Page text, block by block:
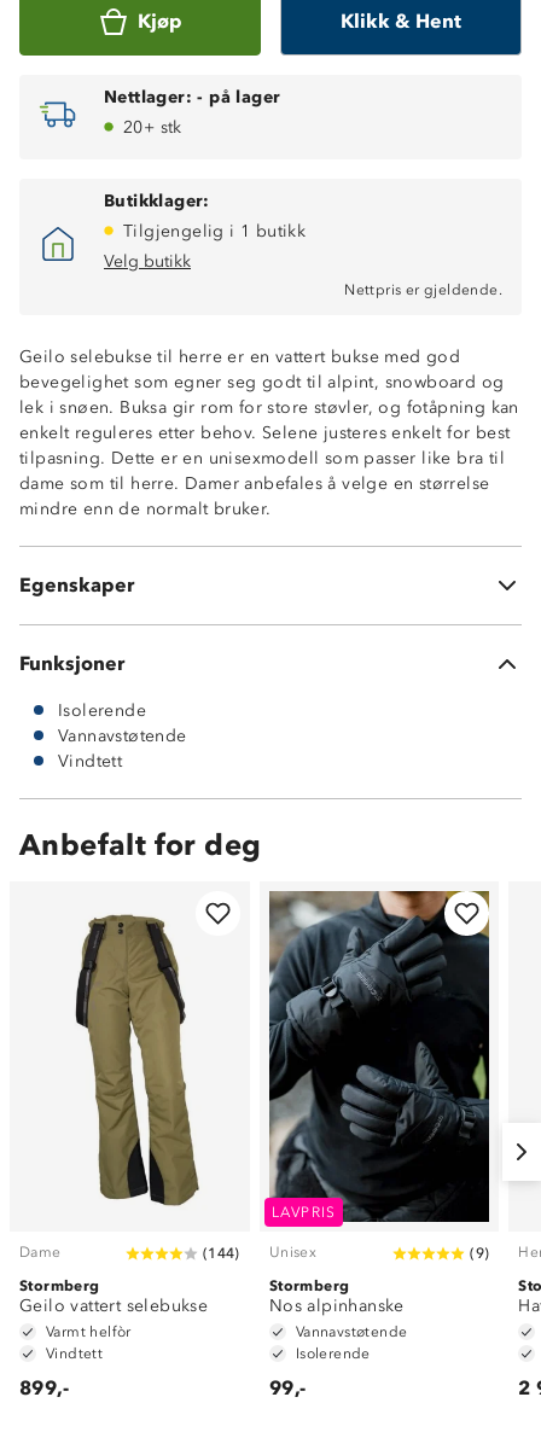
Kjøp Klikk & Hent
Nettlager: - på lager
20+ stk
Butikklager:
Tilgjengelig i 1 butikk
Velg butikk
Nettpris er gjeldende.
Geilo selebukse til herre er en vattert bukse med god
bevegelighet som egner seg godt til alpint, snowboard og
lek i snøen. Buksa gir rom for store støvler, og fotåpning kan
enkelt reguleres etter behov. Selene justeres enkelt for best
tilpasning. Dette er en unisexmodell som passer like bra til
dame som til herre. Damer anbefales å velge en størrelse
mindre enn de normalt bruker.
Egenskaper
Varmt helfòr
Vindtett
Kraftig vannavstøtende
5-3 membran
Justerbare seler
100% polyester
Funksjoner
Isolerende
Vannavstøtende
Vindtett
Anbefalt for deg
Dame (144)
Stormberg
Geilo vattert selebukse
Varmt helfòr
Vindtett
899,-
LAVPRIS
Unisex (9)
Stormberg
Nos alpinhanske
Vannavstøtende
Isolerende
99,- 2